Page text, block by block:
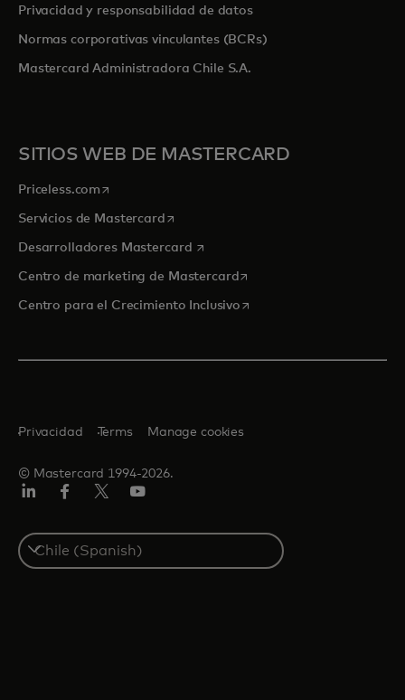
Privacidad y responsabilidad de datos
Normas corporativas vinculantes (BCRs)
Mastercard Administradora Chile S.A.
SITIOS WEB DE MASTERCARD
Priceless.com se abre en una pestaña nueva
Servicios de Mastercardse abre en una pestaña nueva
Desarrolladores Mastercard se abre en una pestaña nueva
Centro de marketing de Mastercardse abre en una pestaña
Centro para el Crecimiento Inclusivose abre en una pestaña
© Mastercard 1994-2026.
Privacidad Terms Manage cookies
Select
a
country